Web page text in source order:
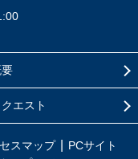
エスト
スマップ
PCサイト